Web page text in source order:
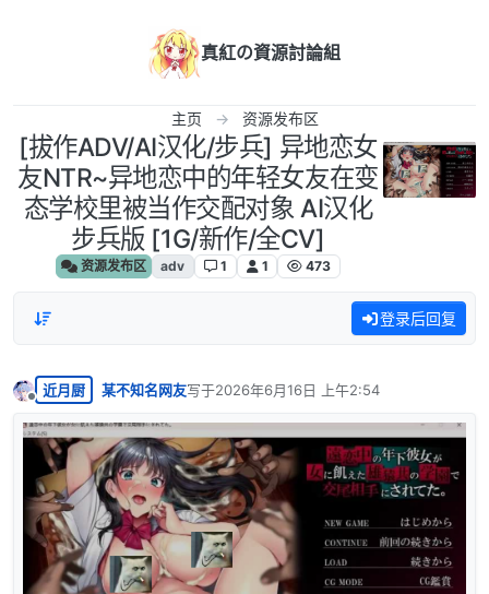
真紅の資源討論組
主页 资源发布区
[拔作ADV/AI汉化/步兵] 异地恋女
友NTR~异地恋中的年轻女友在变
态学校里被当作交配对象 AI汉化
步兵版 [1G/新作/全CV]
资源发布区 adv 1 1 473
登录后回复
离线
近月厨 某不知名网友写于2026年6月16日 上午2:54
最后由 编辑